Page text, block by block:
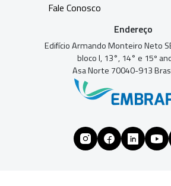
Fale Conosco
Endereço
Edifício Armando Monteiro Neto
bloco I, 13°, 14° e 15º
Asa Norte 70040-913